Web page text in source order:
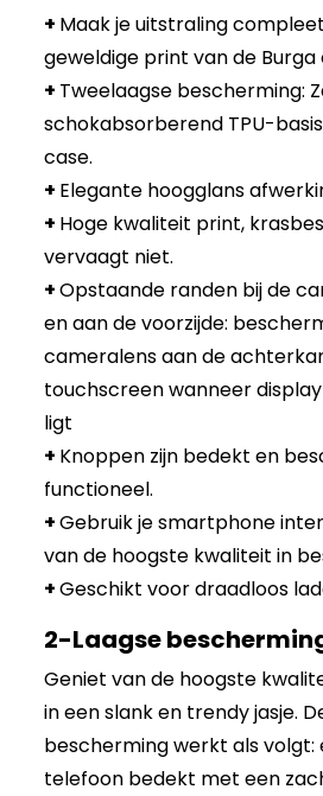
+ Maak je uitstraling
geweldige print van de Burga
+ Tweelaagse bescherming:
schokabsorberend TPU-
case.
+ Elegante hoogglans
+ Hoge kwaliteit print,
vervaagt niet.
+Opstaande randen bij de
en aan de voorzijde:
cameralens aan de
touchscreen wanneer
ligt
+ Knoppen zijn bedekt en
functioneel.
+Gebruik je smartphone
van de hoogste kwaliteit in
+Geschikt voor draadloos
2-Laagse
Geniet van de hoogste
in een slank en trendy jasje.
bescherming werkt als
telefoon bedekt met een